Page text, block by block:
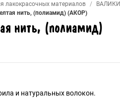
лакокрасочных материалов
ВАЛИКИ
нить, (полиамид) (АКОР)
нить, (полиамид)
и натуральных волокон.